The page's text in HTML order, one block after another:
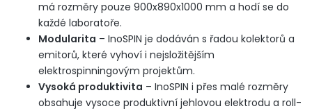
má rozměry pouze 900x890x1000 mm a hodí se do
každé laboratoře.
Modularita – InoSPIN je dodáván s řadou kolektorů a
emitorů, které vyhoví i nejsložitějším
elektrospinningovým projektům.
Vysoká produktivita – InoSPIN i přes malé rozměry
obsahuje vysoce produktivní jehlovou elektrodu a roll-